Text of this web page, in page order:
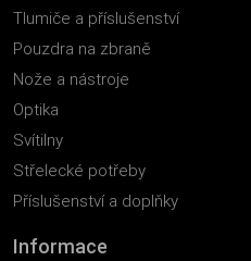
Tlumiče a příslušenství
Pouzdra na zbraně
Nože a nástroje
Optika
Svítilny
Střelecké potřeby
Příslušenství a doplňky
Informace